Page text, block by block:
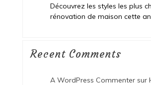
Découvrez les styles les plus
rénovation de maison cette
Recent Comments
A WordPress Commentersur